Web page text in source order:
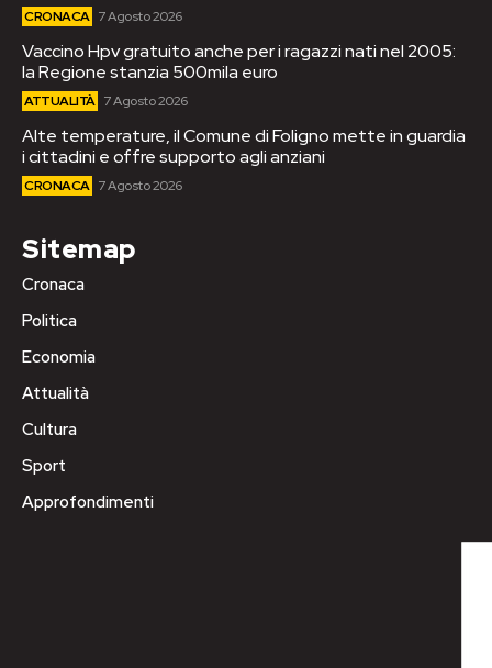
CRONACA 7 Agosto 2026
Vaccino Hpv gratuito anche per i ragazzi nati nel 2005:
la Regione stanzia 500mila euro
ATTUALITÀ 7 Agosto 2026
Alte temperature, il Comune di Foligno mette in guardia
i cittadini e offre supporto agli anziani
CRONACA 7 Agosto 2026
Sitemap
Cronaca
Politica
Economia
Attualità
Cultura
Sport
Approfondimenti